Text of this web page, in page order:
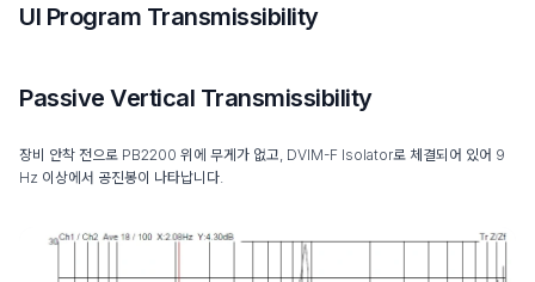
UI Program Transmissibility
Passive Vertical Transmissibility
장비 안착 전으로 PB2200 위에 무게가 없고, DVIM-F Isolator로 체결되어 있어 9
Hz 이상에서 공진봉이 나타납니다.